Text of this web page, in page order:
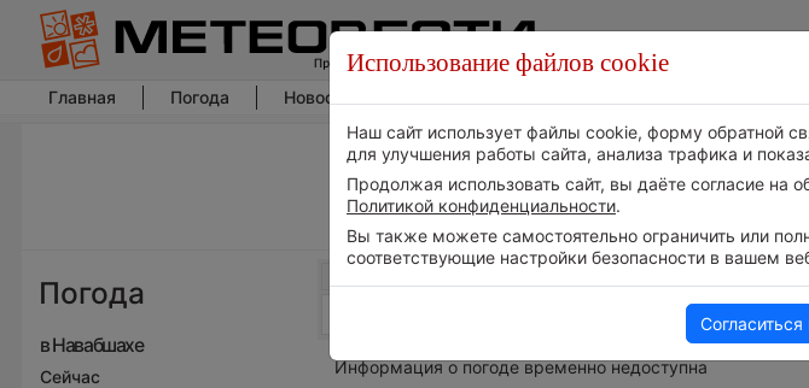
Главная Погода Новости погоды
Погода
в Навабшахе
Сейчас Информация о погоде временно недоступна
Использование файлов cookie
Наш сайт использует файлы cookie, форму обратной
для улучшения работы сайта, анализа трафика и
Продолжая использовать сайт, вы даёте согласие на
Политикой конфиденциальности.
Вы также можете самостоятельно ограничить или
соответствующие настройки безопасности в вашем